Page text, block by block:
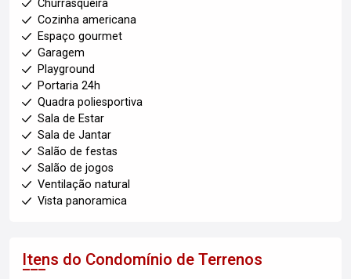
Churrasqueira
Cozinha americana
Espaço gourmet
Garagem
Playground
Portaria 24h
Quadra poliesportiva
Sala de Estar
Sala de Jantar
Salão de festas
Salão de jogos
Ventilação natural
Vista panoramica
Itens do Condomínio de Terrenos